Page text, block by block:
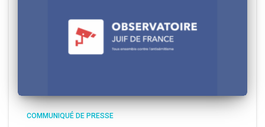
COMMUNIQUÉ DE PRESSE